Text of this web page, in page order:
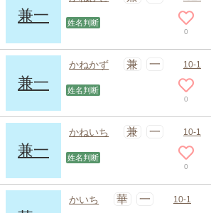
兼一 姓名判断
0
兼一
かねかず 兼 一 10-1
姓名判断
0
兼一
かねいち 兼 一 10-1
姓名判断
0
かいち 華 一 10-1